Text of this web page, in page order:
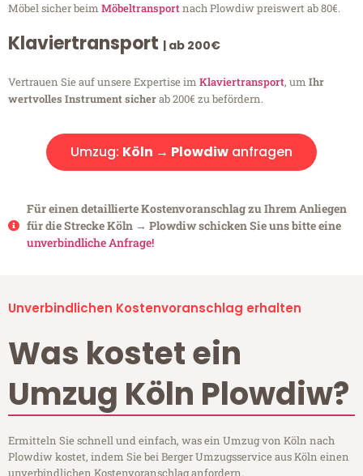
Möbel sicher beim Möbeltransportnach Plowdiw preiswert ab 80€.
Klaviertransport | ab 200€
Vertrauen Sie auf unsere Expertise im Klaviertransport, um Ihr
wertvolles Instrument sicherab 200€ zu befördern.
Umzug: Köln → Plowdiw anfragen
Für einen detaillierte Kostenvoranschlag zu Ihrem Anliegen
für die Strecke Köln → Plowdiw schicken Sie uns bitte eine
unverbindliche Anfrage!
Unverbindlichen Kostenvoranschlag erhalten
Was kostet ein
Umzug Köln Plowdiw?
Ermitteln Sie schnell und einfach, was ein Umzug von Köln nach
Plowdiw kostet, indem Sie bei Berger Umzugsservice aus Köln einen
unverbindlichen Kostenvoranschlag anfordern.